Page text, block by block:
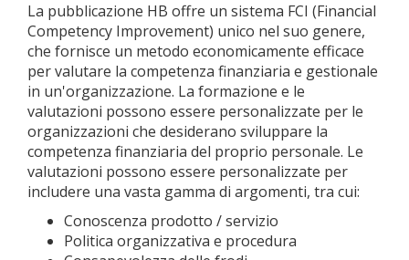
La pubblicazione HB offre un sistema FCI (Financial
Competency Improvement) unico nel suo genere,
che fornisce un metodo economicamente efficace
per valutare la competenza finanziaria e gestionale
in un'organizzazione. La formazione e le
valutazioni possono essere personalizzate per le
organizzazioni che desiderano sviluppare la
competenza finanziaria del proprio personale. Le
valutazioni possono essere personalizzate per
includere una vasta gamma di argomenti, tra cui:
Conoscenza prodotto / servizio
Politica organizzativa e procedura